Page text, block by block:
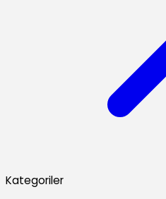
Kategoriler